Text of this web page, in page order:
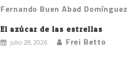
Fernando Buen Abad Domínguez
El azúcar de las estrellas
julio 28, 2026 Frei Betto